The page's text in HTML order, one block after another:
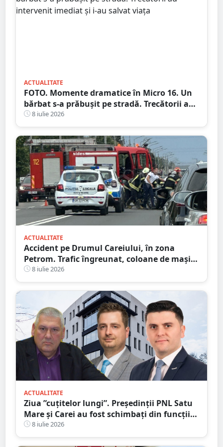
ACTUALITATE
FOTO. Momente dramatice în Micro 16. Un
bărbat s-a prăbușit pe stradă. Trecătorii au
intervenit imediat și i-au salvat viața
8 iulie 2026
ACTUALITATE
Accident pe Drumul Careiului, în zona
Petrom. Trafic îngreunat, coloane de mașini
spre Auchan
8 iulie 2026
ACTUALITATE
Ziua ”cuțitelor lungi”. Președinții PNL Satu
Mare și Carei au fost schimbați din funcții
pentru ”abateri, trădări și dezinteres”
8 iulie 2026